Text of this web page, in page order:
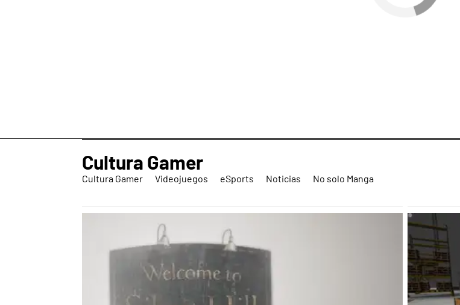
Cultura Gamer
Cultura Gamer Videojuegos eSports Noticias No solo Manga